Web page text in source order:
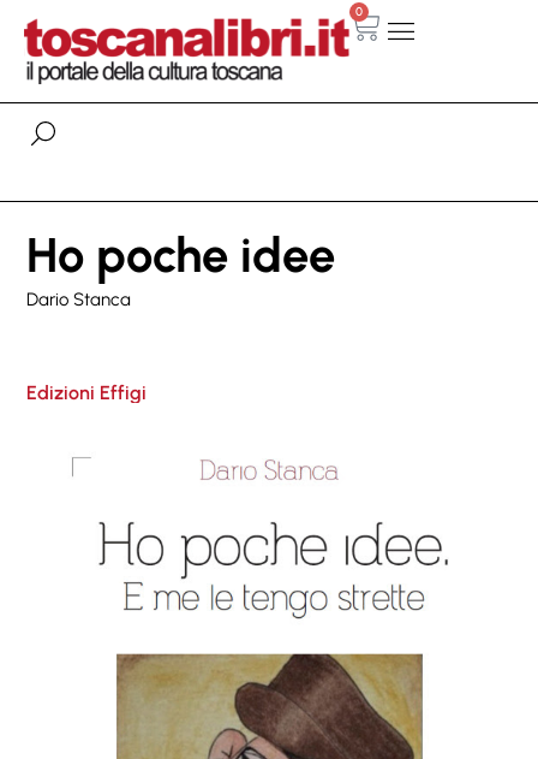
0
Ho poche idee
Dario Stanca
Edizioni Effigi